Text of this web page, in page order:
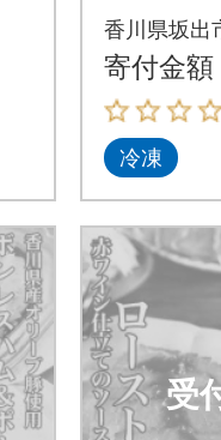
0袋 計
冷凍 ボ
ク
香川県坂出
寄付金額
冷凍
受